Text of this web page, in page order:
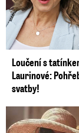
Loučení s
Laurinové:
svatby!
Tohle tělo